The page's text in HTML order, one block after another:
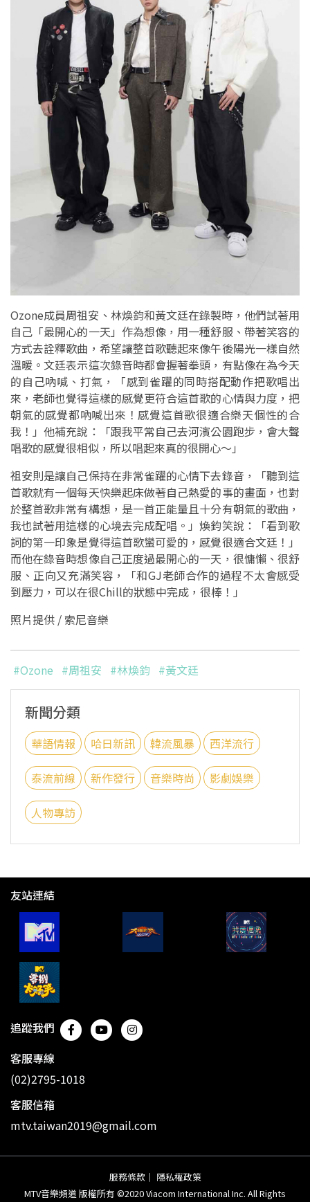
Ozone成員周祖安、林煥鈞和黃文廷在錄製時，他們試著用
自己「最開心的一天」作為想像，用一種舒服、帶著笑容的
方式去詮釋歌曲，希望讓整首歌聽起來像午後陽光一樣自然
溫暖。文廷表示這次錄音時都會握著拳頭，有點像在為今天
的自己吶喊、打氣，「感到雀躍的同時搭配動作把歌唱出
來，老師也覺得這樣的感覺更符合這首歌的心情與力度，把
朝氣的感覺都吶喊出來！感覺這首歌很適合樂天個性的合
我！」他補充說：「跟我平常自己去河濱公園跑步，會大聲
唱歌的感覺很相似，所以唱起來真的很開心～」
祖安則是讓自己保持在非常雀躍的心情下去錄音，「聽到這
首歌就有一個每天快樂起床做著自己熱愛的事的畫面，也對
於整首歌非常有構想，是一首正能量且十分有朝氣的歌曲，
我也試著用這樣的心境去完成配唱。」煥鈞笑說：「看到歌
詞的第一印象是覺得這首歌蠻可愛的，感覺很適合文廷！」
而他在錄音時想像自己正度過最開心的一天，很慵懶、很舒
服、正向又充滿笑容，「和GJ老師合作的過程不太會感受
到壓力，可以在很Chill的狀態中完成，很棒！」
照片提供 / 索尼音樂
#Ozone #周祖安 #林煥鈞 #黃文廷
新聞分類
華語情報 哈日新訊 韓流風暴 西洋流行
泰流前線 新作發行 音樂時尚 影劇娛樂
人物專訪
友站連結
追蹤我們
客服專線
(02)2795-1018
客服信箱
mtv.taiwan2019@gmail.com
服務條款 ｜ 隱私權政策
MTV音樂頻道 版權所有 ©2020 Viacom International Inc. All Rights